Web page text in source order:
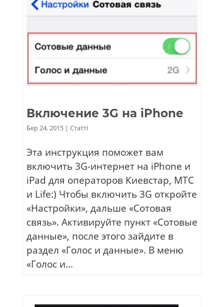
Включение 3G на iPhone
Бер 24, 2015| Статті
Эта инструкция поможет вам
включить 3G-интернет на iPhone и
iPad для операторов Киевстар, МТС
и Life:) Чтобы включить 3G откройте
«Настройки», дальше «Сотовая
связь». Активируйте пункт «Сотовые
данные», после этого зайдите в
раздел «Голос и данные». В меню
«Голос и...